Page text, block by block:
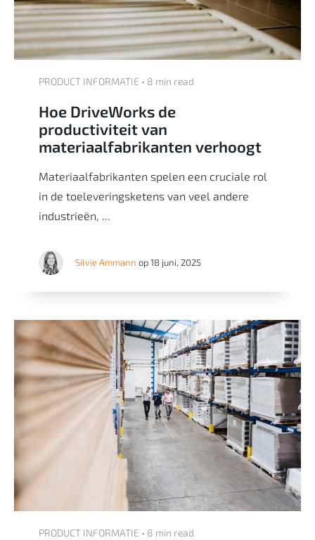
PRODUCT INFORMATIE • 8 min read
Hoe DriveWorks de
productiviteit van
materiaalfabrikanten verhoogt
Materiaalfabrikanten spelen een cruciale rol
in de toeleveringsketens van veel andere
industrieën, ...
Silvie Ammann op 18 juni, 2025
PRODUCT INFORMATIE • 8 min read